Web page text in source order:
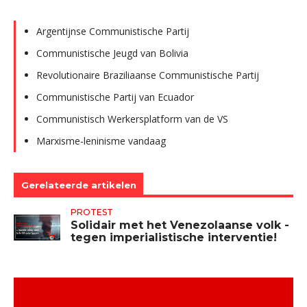
Argentijnse Communistische Partij
Communistische Jeugd van Bolivia
Revolutionaire Braziliaanse Communistische Partij
Communistische Partij van Ecuador
Communistisch Werkersplatform van de VS
Marxisme-leninisme vandaag
Gerelateerde artikelen
PROTEST
Solidair met het Venezolaanse volk -
tegen imperialistische interventie!